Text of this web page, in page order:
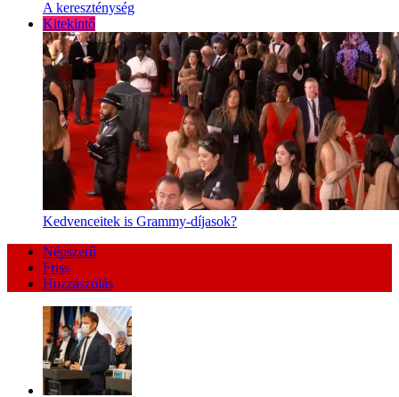
A kereszténység
Kitekintő
Kedvenceitek is Grammy-díjasok?
Népszerű
Friss
Hozzászólás